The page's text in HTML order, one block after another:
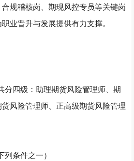
规稽核岗、期现风控专员等关键岗
业晋升与发展提供有力支撑。
分四级：助理期货风险管理师、期
风险管理师、正高级期货风险管理
列条件之一）